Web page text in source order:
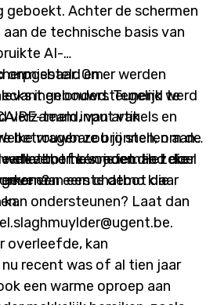
Achter de schermen
de technische basis van
AI-
en er werden
ingebouwd. Tegelijk werd
verzameld, van artikels en
betrouwbare bronnen, om de
chatbot te voeden. Het doel
een eerste demo klaar
onmisbaar. Om
en ondersteunend te
team input van
vragen zou jij stellen aan
thema’s moet die zeker
of ken je iemand die
aan een chatbot die
kan ondersteunen? Laat dan
overleefde, kan
recent was of al tien jaar
een warme oproep aan